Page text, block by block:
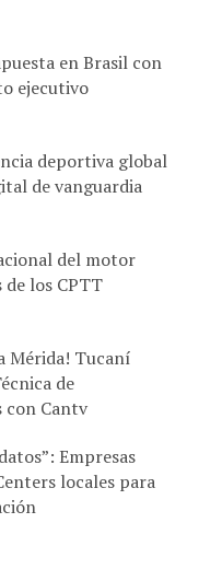
en Brasil con
ejecutivo
deportiva global
de vanguardia
del motor
los CPTT
Mérida! Tucaní
de
con Cantv
Empresas
locales para